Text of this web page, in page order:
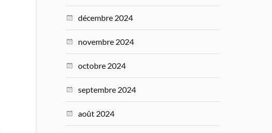
décembre 2024
novembre 2024
octobre 2024
septembre 2024
août 2024